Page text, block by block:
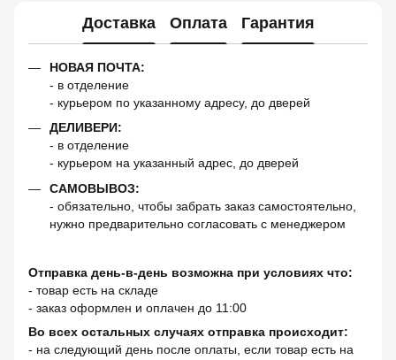
Доставка Оплата Гарантия
НОВАЯ ПОЧТА:
- в отделение
- курьером по указанному адресу, до дверей
ДЕЛИВЕРИ:
- в отделение
- курьером на указанный адрес, до дверей
САМОВЫВОЗ:
- обязательно, чтобы забрать заказ самостоятельно,
нужно предварительно согласовать с менеджером
Отправка день-в-день возможна при условиях что:
- товар есть на складе
- заказ оформлен и оплачен до 11:00
Во всех остальных случаях отправка происходит:
- на следующий день после оплаты, если товар есть на